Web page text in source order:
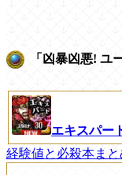
「凶暴凶悪! ユ
エキスパー
経験値と必殺本まと